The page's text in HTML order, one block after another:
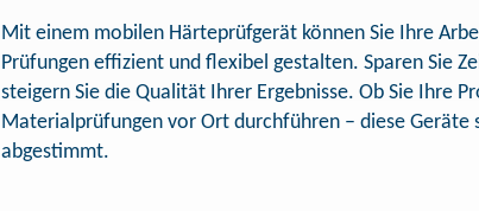
Mit einem mobilen Härteprüfgerät können Sie Ihre
Prüfungen effizient und flexibel gestalten. Sparen Sie
steigern Sie die Qualität Ihrer Ergebnisse. Ob Sie Ihre
Materialprüfungen vor Ort durchführen – diese Geräte
abgestimmt.